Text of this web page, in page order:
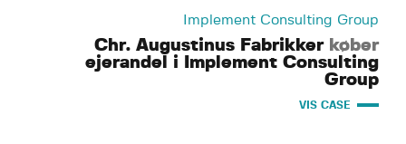
Implement Consulting Group
Chr. Augustinus Fabrikker køber
ejerandel i Implement Consulting
Group
VIS CASE